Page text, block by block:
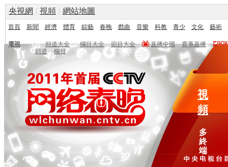
央視網 | 視頻 | 網站地圖
首頁 新聞 經濟 體育 綜藝 春晚 戲曲 音樂 科教 青少 文化 藝術
電視 頻道大全 欄目大全 節目大全 直播中國
賽事直播
頻道
欄目
視
頻
多
終
端